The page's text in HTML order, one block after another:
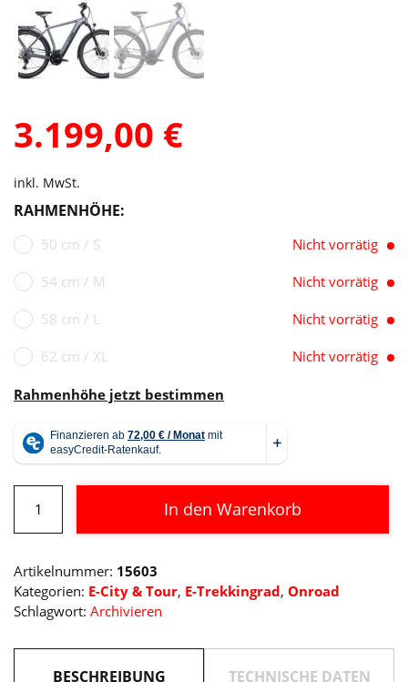
3.199,00 €
inkl. MwSt.
RAHMENHÖHE:
50 cm / S Nicht vorrätig
54 cm / M Nicht vorrätig
58 cm / L Nicht vorrätig
62 cm / XL Nicht vorrätig
Rahmenhöhe jetzt bestimmen
Kathmandu
Hybrid
625
Menge
In den Warenkorb
Artikelnummer: 15603
Kategorien: E-City & Tour, E-Trekkingrad, Onroad
Schlagwort: Archivieren
BESCHREIBUNG TECHNISCHE DATEN